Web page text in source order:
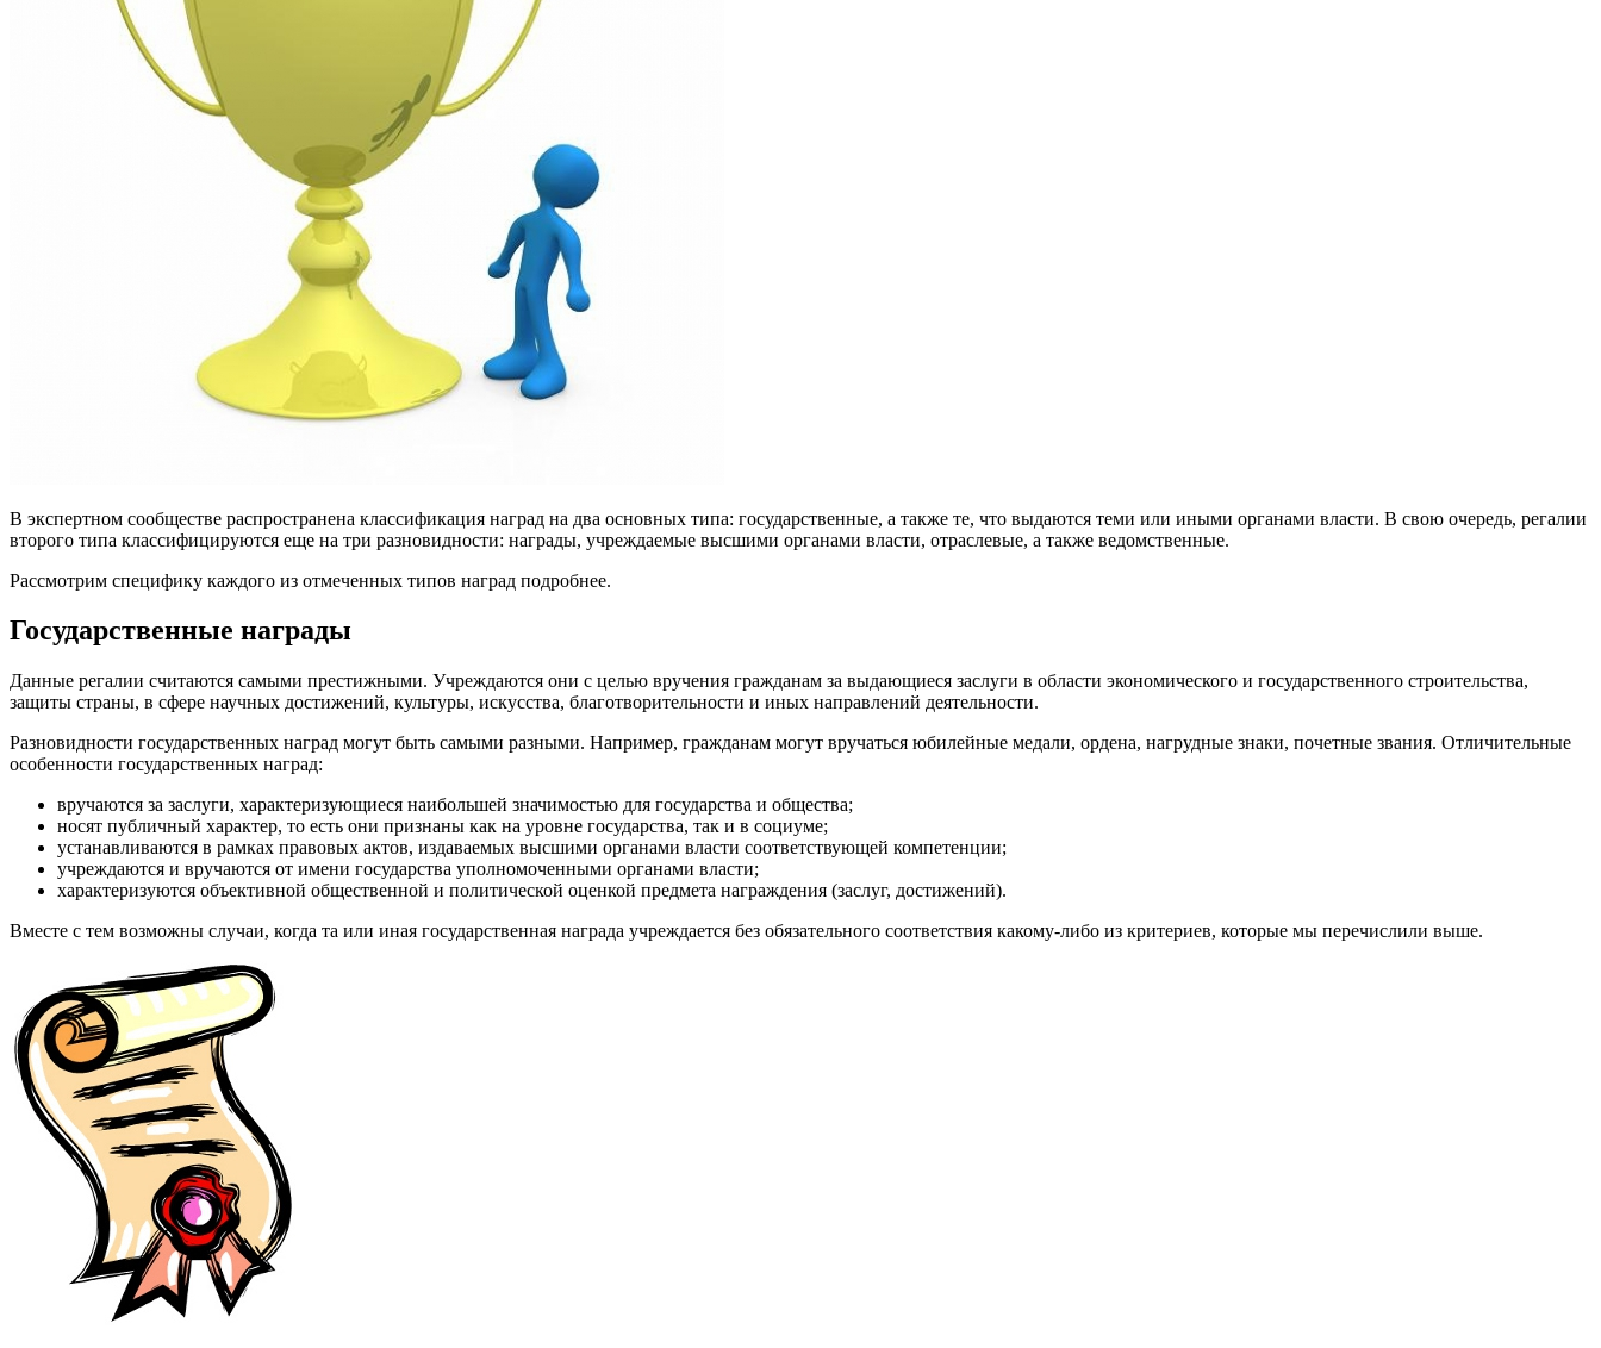
В экспертном сообществе распространена классификация наград на два основных типа: государственные, а также те, что выдаются теми или иными органами власти. В свою очередь, регалии
второго типа классифицируются еще на три разновидности: награды, учреждаемые высшими органами власти, отраслевые, а также ведомственные.
Рассмотрим специфику каждого из отмеченных типов наград подробнее.
Государственные награды
Данные регалии считаются самыми престижными. Учреждаются они с целью вручения гражданам за выдающиеся заслуги в области экономического и государственного строительства,
защиты страны, в сфере научных достижений, культуры, искусства, благотворительности и иных направлений деятельности.
Разновидности государственных наград могут быть самыми разными. Например, гражданам могут вручаться юбилейные медали, ордена, нагрудные знаки, почетные звания. Отличительные
особенности государственных наград:
вручаются за заслуги, характеризующиеся наибольшей значимостью для государства и общества;
носят публичный характер, то есть они признаны как на уровне государства, так и в социуме;
устанавливаются в рамках правовых актов, издаваемых высшими органами власти соответствующей компетенции;
учреждаются и вручаются от имени государства уполномоченными органами власти;
характеризуются объективной общественной и политической оценкой предмета награждения (заслуг, достижений).
Вместе с тем возможны случаи, когда та или иная государственная награда учреждается без обязательного соответствия какому-либо из критериев, которые мы перечислили выше.